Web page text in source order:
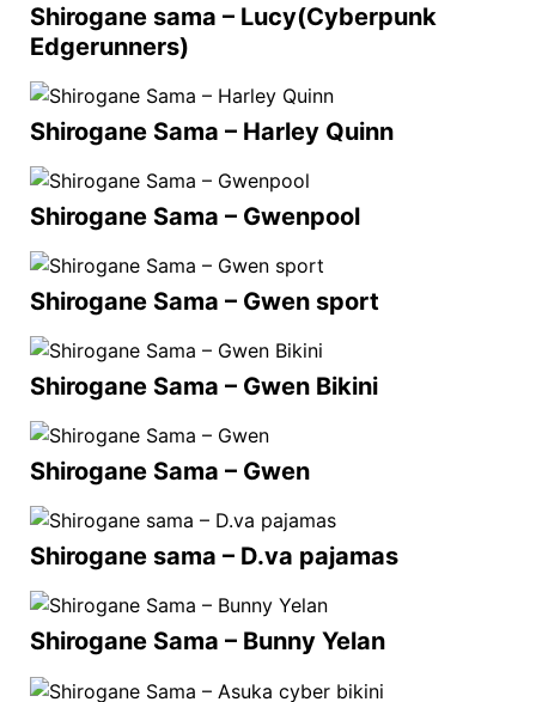
Shirogane sama – Lucy(Cyberpunk
Edgerunners)
Shirogane Sama – Harley Quinn
Shirogane Sama – Gwenpool
Shirogane Sama – Gwen sport
Shirogane Sama – Gwen Bikini
Shirogane Sama – Gwen
Shirogane sama – D.va pajamas
Shirogane Sama – Bunny Yelan